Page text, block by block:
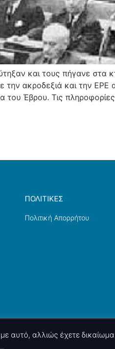
και τους πήγανε στα
ακροδεξιά και την ΕΡΕ
Έβρου. Τις
ΠΟΛΙΤΙΚΕΣ
Πολιτική Απορρήτου
με αυτό, αλλιώς έχετε